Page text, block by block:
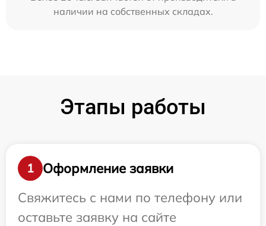
наличии на собственных складах.
Этапы работы
1
Оформление заявки
Свяжитесь с нами по телефону или
оставьте заявку на сайте